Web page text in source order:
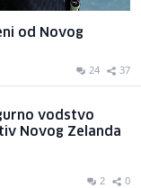
od Novog
24 37
vodstvo
Novog Zelanda
2 0